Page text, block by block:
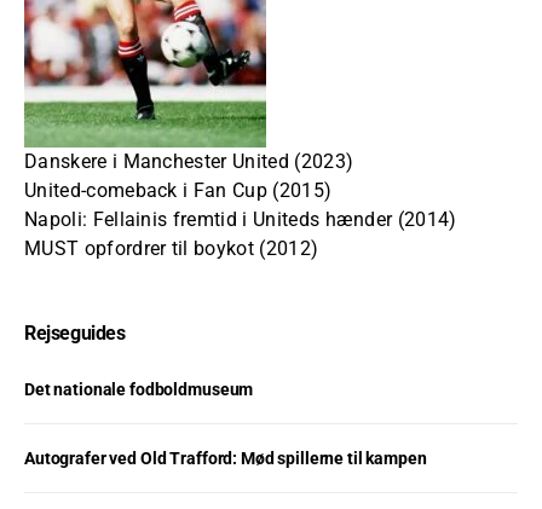
Danskere i Manchester United (2023)
United-comeback i Fan Cup (2015)
Napoli: Fellainis fremtid i Uniteds hænder (2014)
MUST opfordrer til boykot (2012)
Rejseguides
Det nationale fodboldmuseum
Autografer ved Old Trafford: Mød spillerne til kampen